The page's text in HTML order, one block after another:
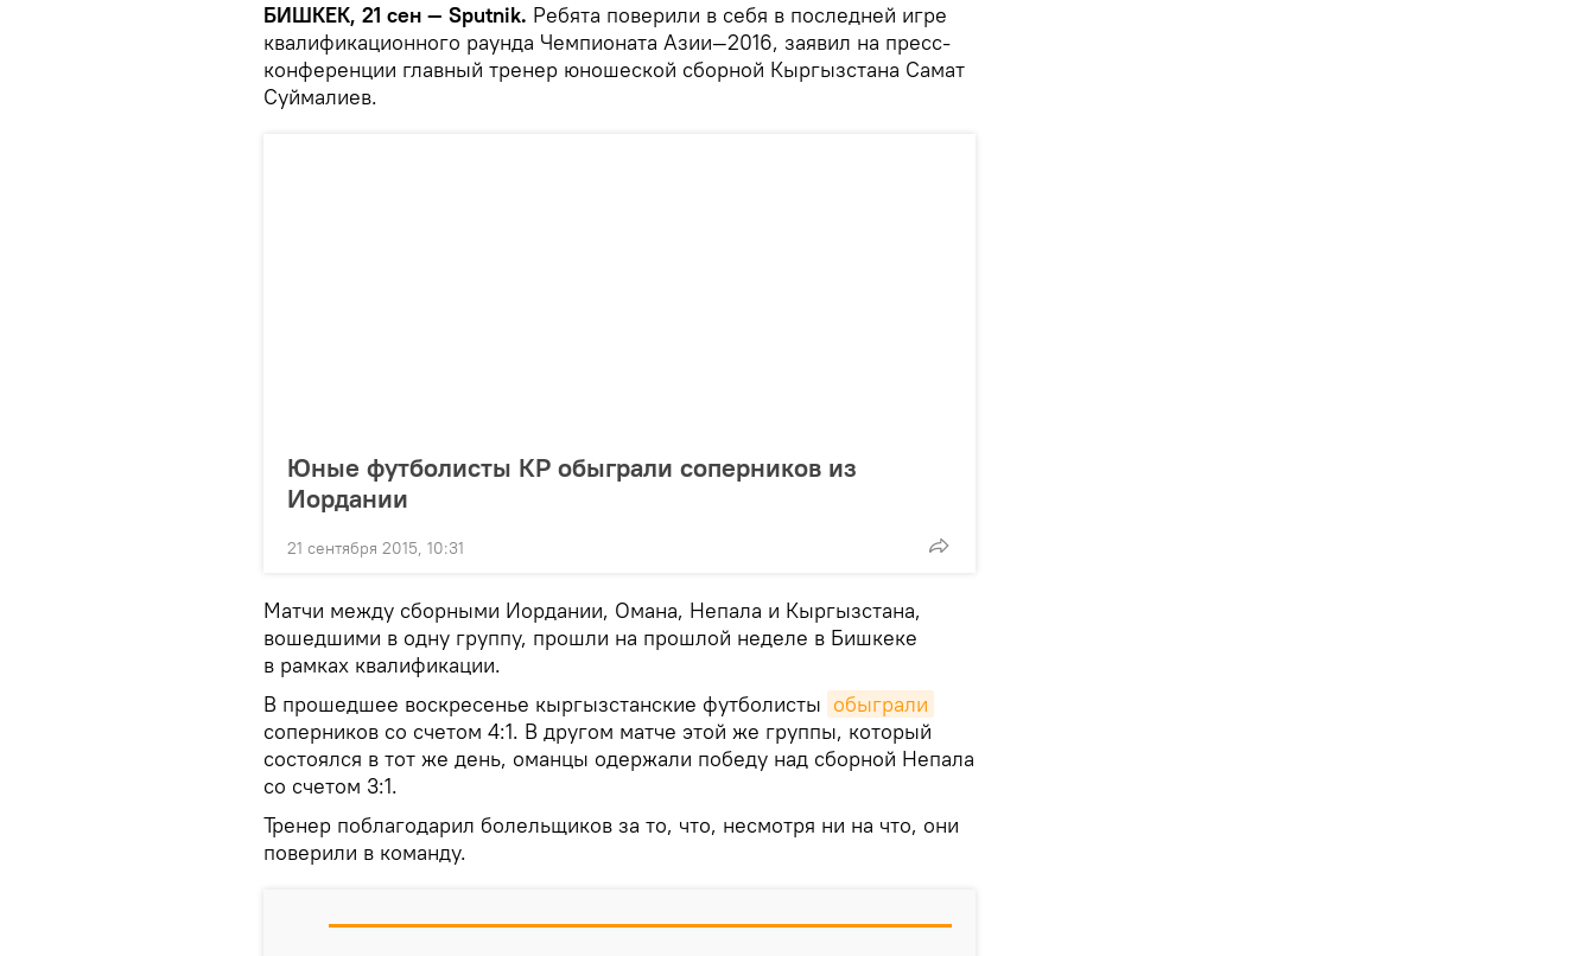
БИШКЕК, 21 сен — Sputnik. Ребята поверили в себя в последней игре
квалификационного раунда Чемпионата Азии—2016, заявил на пресс-
конференции главный тренер юношеской сборной Кыргызстана Самат
Суймалиев.
Юные футболисты КР обыграли соперников из
Иордании
21 сентября 2015, 10:31
Матчи между сборными Иордании, Омана, Непала и Кыргызстана,
вошедшими в одну группу, прошли на прошлой неделе в Бишкеке
в рамках квалификации.
В прошедшее воскресенье кыргызстанские футболисты обыграли
соперников со счетом 4:1. В другом матче этой же группы, который
состоялся в тот же день, оманцы одержали победу над сборной Непала
со счетом 3:1.
Тренер поблагодарил болельщиков за то, что, несмотря ни на что, они
поверили в команду.